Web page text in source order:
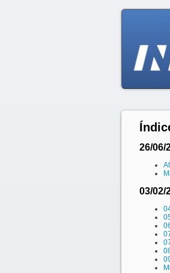
26/06/
03/02/